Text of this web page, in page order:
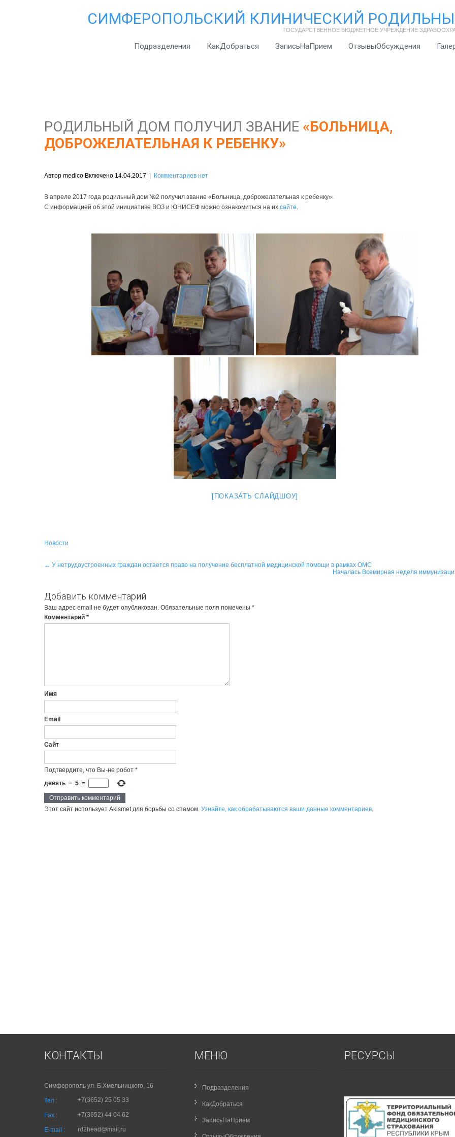
СИМФЕРОПОЛЬСКИЙ КЛИНИЧЕСКИЙ
ГОСУДАРСТВЕННОЕ БЮДЖЕТНОЕ УЧРЕЖДЕНИЕ
Подразделения КакДобраться ЗаписьНаПрием ОтзывыОбсуждения
РОДИЛЬНЫЙ ДОМ ПОЛУЧИЛ ЗВАНИЕ «БОЛЬНИЦА,
ДОБРОЖЕЛАТЕЛЬНАЯ К РЕБЕНКУ»
Автор medico Включено 14.04.2017 Комментариев нет
В апреле 2017 года родильный дом №2 получил звание «Больница, доброжелательная к ребенку».
C информацией об этой инициативе ВОЗ и ЮНИСЕФ можно ознакомиться на их сайте.
[ПОКАЗАТЬ СЛАЙДШОУ]
Новости
Навигация
записям
← У нетрудоустроенных граждан остается право на получение бесплатной медицинской помощи в рамках ОМС
Началась Всемирная неделя
Добавить комментарий
Ваш адрес email не будет опубликован. Обязательные поля помечены *
Комментарий *
Имя
Email
Сайт
Подтвердите, что Вы-не робот *
девять − 5 =
Этот сайт использует Akismet для борьбы со спамом. Узнайте, как обрабатываются ваши данные комментариев.
КОНТАКТЫ
Симферополь ул. Б.Хмельницкого, 16
Тел : +7(3652) 25 05 33
Fax : +7(3652) 44 04 62
E-mail : rd2head@mail.ru
МЕНЮ
Подразделения
КакДобраться
ЗаписьНаПрием
РЕСУРСЫ